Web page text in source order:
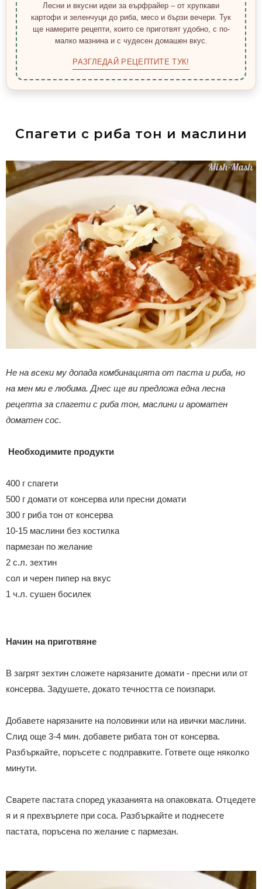
Лесни и вкусни идеи за еърфрайер – от хрупкави
картофи и зеленчуци до риба, месо и бързи вечери. Тук
ще намерите рецепти, които се приготвят удобно, с по-
малко мазнина и с чудесен домашен вкус.
РАЗГЛЕДАЙ РЕЦЕПТИТЕ ТУК!
Спагети с риба тон и маслини
Не на всеки му допада комбинацията от паста и риба, но
на мен ми е любима. Днес ще ви предложа една лесна
рецепта за спагети с риба тон, маслини и ароматен
доматен сос.
Необходимите продукти
400 г спагети
500 г домати от консерва или пресни домати
300 г риба тон от консерва
10-15 маслини без костилка
пармезан по желание
2 с.л. зехтин
сол и черен пипер на вкус
1 ч.л. сушен босилек
Начин на приготвяне
В загрят зехтин сложете нарязаните домати - пресни или от
консерва. Задушете, докато течността се поизпари.
Добавете нарязаните на половинки или на ивички маслини.
Слид още 3-4 мин. добавете рибата тон от консерва.
Разбъркайте, поръсете с подправките. Гответе още няколко
минути.
Сварете пастата според указанията на опаковката. Отцедете
я и я прехвърлете при соса. Разбъркайте и поднесете
пастата, поръсена по желание с пармезан.